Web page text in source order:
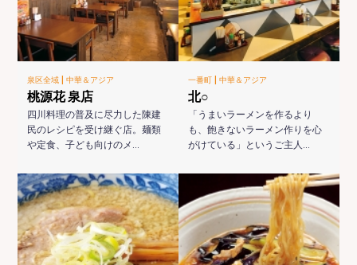
泉区全域 |中華＆アジア
桃源花 泉店
四川料理の普及に尽力した陳建
民のレシピを受け継ぐ店。麺類
や定食、子ども向けのメ…
一番町 | 中華＆アジア
北○
「うまいラーメンを作るより
も、飽きないラーメン作りを心
がけている」というご主人…